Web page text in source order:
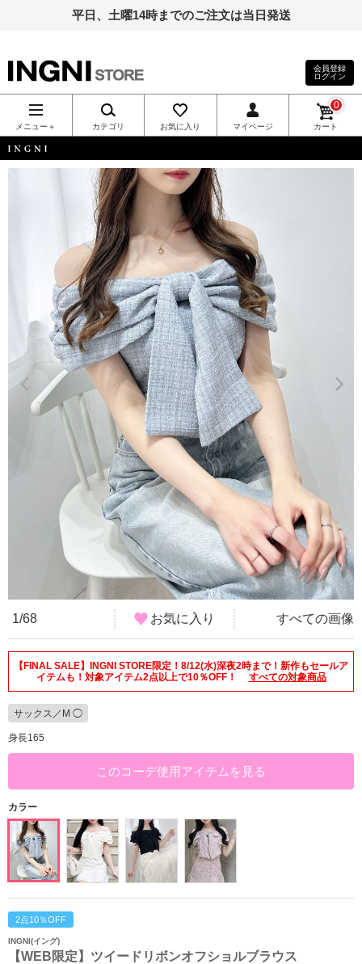
平日、土曜14時までのご注文は当日発送
INGNI（イン
グ）公式通
販｜INGNI
会員登録
ログイン
メニュー＋ カテゴリ お気に入り マイページ カート
0
INGNI
1/68 お気に入り すべての画像
【FINAL SALE】INGNI STORE限定！8/12(水)深夜2時まで！新作もセールア
イテムも！対象アイテム2点以上で10％OFF！
すべての対象商品
サックス／M ◯
身長165
このコーデ使用アイテムを見る
カラー
2点10％OFF
INGNI(イング)
【WEB限定】ツイードリボンオフショルブラウス